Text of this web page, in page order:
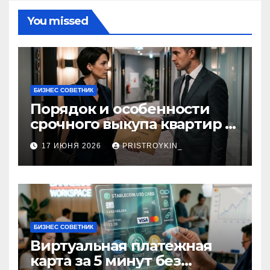
You missed
БИЗНЕС СОВЕТНИК
Порядок и особенности
срочного выкупа квартир в
срок 1–3 дня
17 ИЮНЯ 2026 PRISTROYKIN_
БИЗНЕС СОВЕТНИК
Виртуальная платежная
карта за 5 минут без